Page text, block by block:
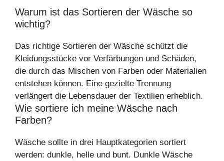
Warum ist das Sortieren der Wäsche so
wichtig?
Das richtige Sortieren der Wäsche schützt die
Kleidungsstücke vor Verfärbungen und Schäden,
die durch das Mischen von Farben oder Materialien
entstehen können. Eine gezielte Trennung
verlängert die Lebensdauer der Textilien erheblich.
Wie sortiere ich meine Wäsche nach
Farben?
Wäsche sollte in drei Hauptkategorien sortiert
werden: dunkle, helle und bunt. Dunkle Wäsche